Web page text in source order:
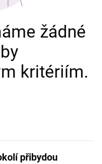
žádné
kritériím.
přibydou